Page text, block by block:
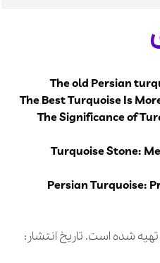
The old Persian
The Best Turquoise Is
The Significance of
Turquoise Stone:
Persian Turquoise:
تهیه شده است. تاریخ انتشار: